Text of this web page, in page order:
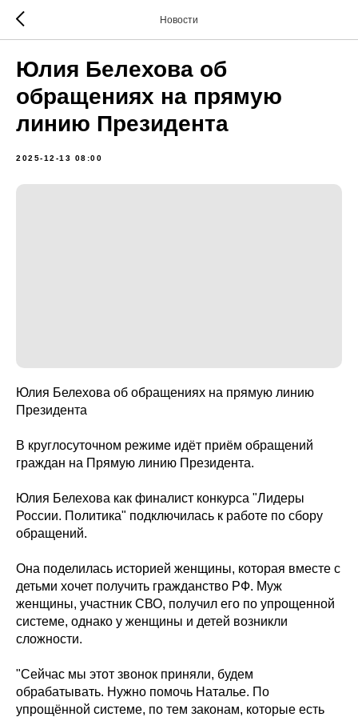
Новости
Юлия Белехова об
обращениях на прямую
линию Президента
2025-12-13 08:00
Юлия Белехова об обращениях на прямую линию
Президента
В круглосуточном режиме идёт приём обращений
граждан на Прямую линию Президента.
Юлия Белехова как финалист конкурса "Лидеры
России. Политика" подключилась к работе по сбору
обращений.
Она поделилась историей женщины, которая вместе с
детьми хочет получить гражданство РФ. Муж
женщины, участник СВО, получил его по упрощенной
системе, однако у женщины и детей возникли
сложности.
"Сейчас мы этот звонок приняли, будем
обрабатывать. Нужно помочь Наталье. По
упрощённой системе, по тем законам, которые есть